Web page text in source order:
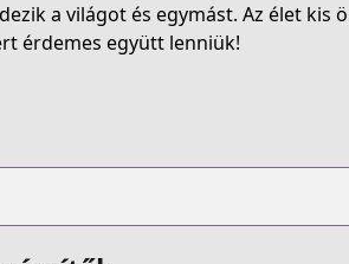
yuri
a világot és egymást. Az élet kis
érdemes együtt lenniük!